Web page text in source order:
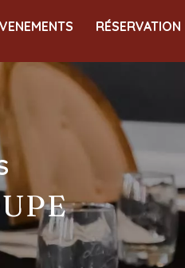
RÉSERVATION